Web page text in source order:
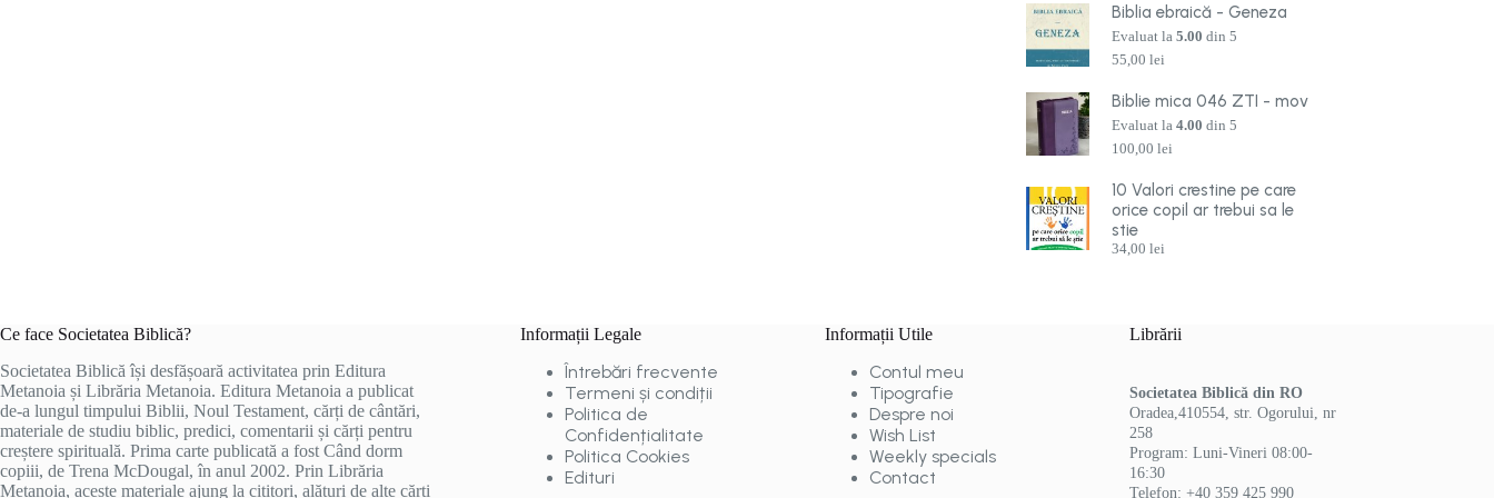
Biblia ebraică - Geneza
Evaluat la5.00 din 5
55,00lei
Biblie mica 046 ZTI - mov
Evaluat la4.00 din 5
100,00lei
10 Valori crestine pe care
orice copil ar trebui sa le
stie
34,00lei
Ce face Societatea Biblică?
Societatea Biblică își desfășoară activitatea prin Editura
Metanoia și Librăria Metanoia. Editura Metanoia a publicat
de-a lungul timpului Biblii, Noul Testament, cărți de cântări,
materiale de studiu biblic, predici, comentarii și cărți pentru
creștere spirituală. Prima carte publicată a fost Când dorm
copiii, de Trena McDougal, în anul 2002. Prin Librăria
Metanoia, aceste materiale ajung la cititori, alături de alte cărți
Informații Legale
Întrebări frecvente
Termeni și condiții
Politica de
Confidențialitate
Politica Cookies
Edituri
Informații Utile
Contul meu
Tipografie
Despre noi
Wish List
Weekly specials
Contact
Librării
Societatea Biblică din RO
Oradea,410554, str. Ogorului, nr
258
Program: Luni-Vineri 08:00-
16:30
Telefon: +40 359 425 990